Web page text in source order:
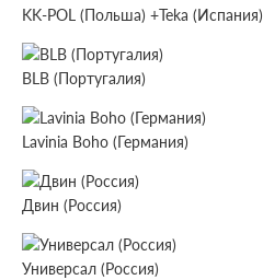
KK-POL (Польша) +Teka (Испания)
BLB (Португалия)
Lavinia Boho (Германия)
Двин (Россия)
Универсал (Россия)